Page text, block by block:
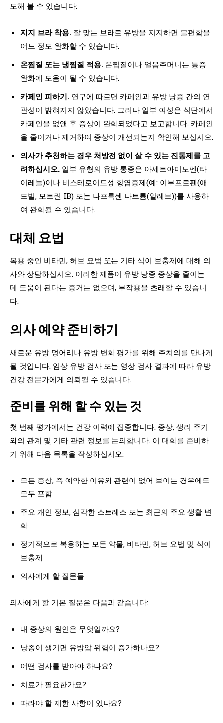
도해 볼 수 있습니다:
지지 브라 착용. 잘 맞는 브라로 유방을 지지하면 불편함을
어느 정도 완화할 수 있습니다.
온찜질 또는 냉찜질 적용. 온찜질이나 얼음주머니는 통증
완화에 도움이 될 수 있습니다.
카페인 피하기. 연구에 따르면 카페인과 유방 낭종 간의 연
관성이 밝혀지지 않았습니다. 그러나 일부 여성은 식단에서
카페인을 없앤 후 증상이 완화되었다고 보고합니다. 카페인
을 줄이거나 제거하여 증상이 개선되는지 확인해 보십시오.
의사가 추천하는 경우 처방전 없이 살 수 있는 진통제를 고
려하십시오. 일부 유형의 유방 통증은 아세트아미노펜(타
이레놀)이나 비스테로이드성 항염증제(예: 이부프로펜(애
드빌, 모트린 IB) 또는 나프록센 나트륨(알레브))를 사용하
여 완화될 수 있습니다.
대체 요법
복용 중인 비타민, 허브 요법 또는 기타 식이 보충제에 대해 의
사와 상담하십시오. 이러한 제품이 유방 낭종 증상을 줄이는
데 도움이 된다는 증거는 없으며, 부작용을 초래할 수 있습니
다.
의사 예약 준비하기
새로운 유방 덩어리나 유방 변화 평가를 위해 주치의를 만나게
될 것입니다. 임상 유방 검사 또는 영상 검사 결과에 따라 유방
건강 전문가에게 의뢰될 수 있습니다.
준비를 위해 할 수 있는 것
첫 번째 평가에서는 건강 이력에 집중합니다. 증상, 생리 주기
와의 관계 및 기타 관련 정보를 논의합니다. 이 대화를 준비하
기 위해 다음 목록을 작성하십시오:
모든 증상, 즉 예약한 이유와 관련이 없어 보이는 경우에도
모두 포함
주요 개인 정보, 심각한 스트레스 또는 최근의 주요 생활 변
화
정기적으로 복용하는 모든 약물, 비타민, 허브 요법 및 식이
보충제
의사에게 할 질문들
의사에게 할 기본 질문은 다음과 같습니다:
내 증상의 원인은 무엇일까요?
낭종이 생기면 유방암 위험이 증가하나요?
어떤 검사를 받아야 하나요?
치료가 필요한가요?
따라야 할 제한 사항이 있나요?